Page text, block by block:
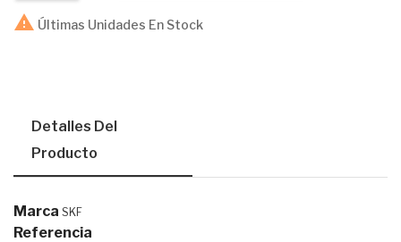
 Últimas Unidades En Stock
Detalles Del
Producto
Marca SKF
Referencia